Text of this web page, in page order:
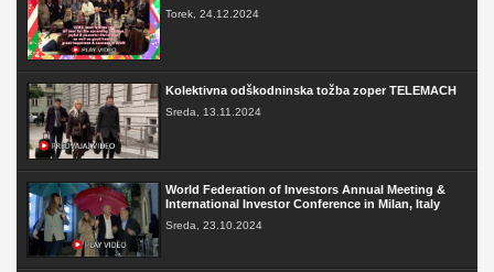
Torek, 24.12.2024
Kolektivna odškodninska tožba zoper TELEMACH
Sreda, 13.11.2024
World Federation of Investors Annual Meeting &
International Investor Conference in Milan, Italy
Sreda, 23.10.2024